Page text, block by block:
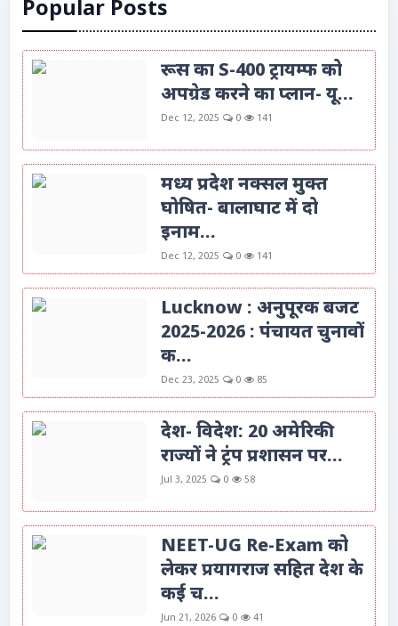
Popular Posts
रूस का S-400 ट्रायम्फ को
अपग्रेड करने का प्लान- यू...
Dec 12, 2025 0 141
मध्य प्रदेश नक्सल मुक्त
घोषित- बालाघाट में दो
इनाम...
Dec 12, 2025 0 141
Lucknow : अनुपूरक बजट
2025-2026 : पंचायत चुनावों
क...
Dec 23, 2025 0 85
देश- विदेश: 20 अमेरिकी
राज्यों ने ट्रंप प्रशासन पर...
Jul 3, 2025 0 58
NEET-UG Re-Exam को
लेकर प्रयागराज सहित देश के
कई च...
Jun 21, 2026 0 41